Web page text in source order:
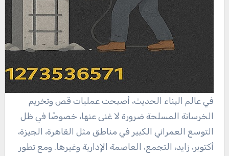
في عالم البناء الحديث، أصبحت عمليات قص وتخريم
الخرسانة المسلحة ضرورة لا غنى عنها، خصوصًا في ظل
التوسع العمراني الكبير في مناطق مثل القاهرة، الجيزة،
أكتوبر، زايد، التجمع، العاصمة الإدارية وغيرها. ومع تطور